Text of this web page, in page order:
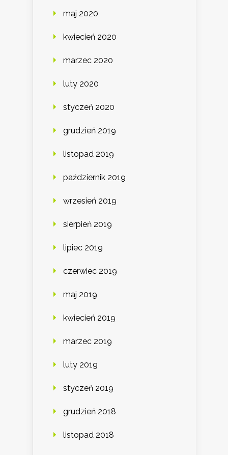
maj 2020
kwiecień 2020
marzec 2020
luty 2020
styczeń 2020
grudzień 2019
listopad 2019
październik 2019
wrzesień 2019
sierpień 2019
lipiec 2019
czerwiec 2019
maj 2019
kwiecień 2019
marzec 2019
luty 2019
styczeń 2019
grudzień 2018
listopad 2018